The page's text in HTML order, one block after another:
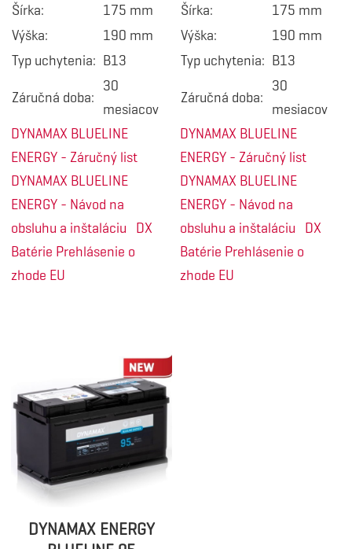
Šírka:
175 mm
Výška:
190 mm
Typ uchytenia: B13
Záručná doba:
30
mesiacov
DYNAMAX BLUELINE
ENERGY - Záručný list
DYNAMAX BLUELINE
ENERGY - Návod na
obsluhu a inštaláciu
DX
Batérie Prehlásenie o
zhode EU
Šírka:
175 mm
Výška:
190 mm
Typ uchytenia: B13
Záručná doba:
30
mesiacov
DYNAMAX BLUELINE
ENERGY - Záručný list
DYNAMAX BLUELINE
ENERGY - Návod na
obsluhu a inštaláciu
DX
Batérie Prehlásenie o
zhode EU
DYNAMAX ENERGY